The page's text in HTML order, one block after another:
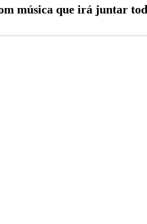
música que irá juntar